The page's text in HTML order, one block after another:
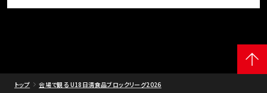
トップ 会場で観る U18日清食品ブロックリーグ2026